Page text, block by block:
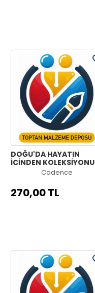
DOĞU'DA HAYATIN
İÇİNDEN KOLEKSİYONU
OE-05 90X125CM
Cadence
270,00 TL